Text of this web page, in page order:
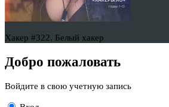
Хакер #322. Белый хакер
Добро пожаловать
Войдите в свою учетную запись